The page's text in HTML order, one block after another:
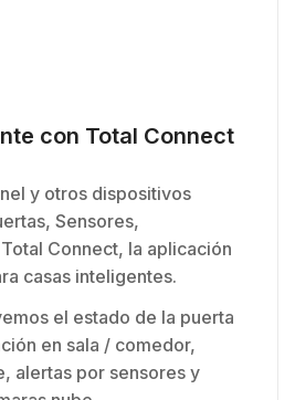
con Total Connect
y otros dispositivos
Sensores,
Connect, la aplicación
casas inteligentes.
el estado de la puerta
en sala / comedor,
alertas por sensores y